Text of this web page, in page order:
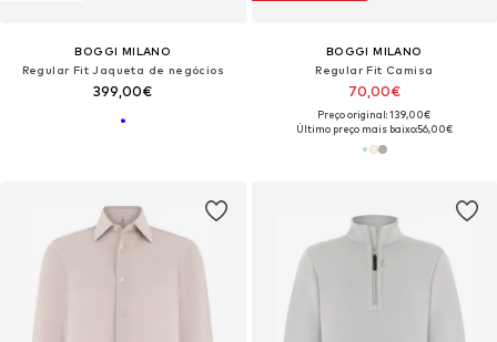
BOGGI MILANO
Regular Fit Jaqueta de negócios
399,00€
BOGGI MILANO
Regular Fit Camisa
70,00€
Preço original: 139,00€
Último preço mais baixo:56,00€